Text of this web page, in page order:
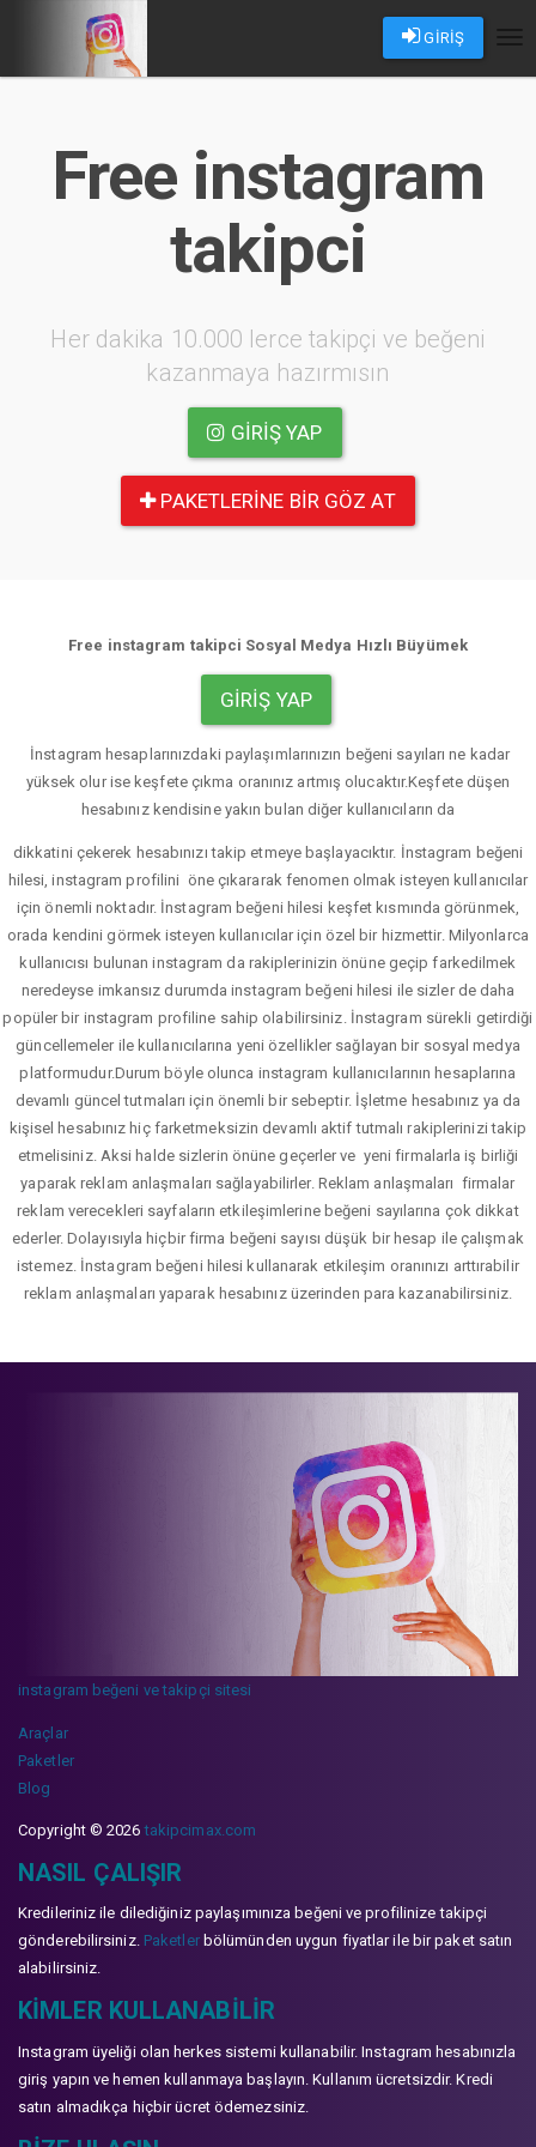
GİRİŞ
Free instagram
takipci
Her dakika 10.000 lerce takipçi ve beğeni
kazanmaya hazırmısın
GIRIŞ YAP
PAKETLERINE BIR GÖZ AT
Free instagram takipci Sosyal Medya Hızlı Büyümek
GIRIŞ YAP
İnstagram hesaplarınızdaki paylaşımlarınızın beğeni sayıları ne kadar
yüksek olur ise keşfete çıkma oranınız artmış olucaktır.Keşfete düşen
hesabınız kendisine yakın bulan diğer kullanıcıların da
dikkatini çekerek hesabınızı takip etmeye başlayacıktır. İnstagram beğeni
hilesi, instagram profilini öne çıkararak fenomen olmak isteyen kullanıcılar
için önemli noktadır. İnstagram beğeni hilesi keşfet kısmında görünmek,
orada kendini görmek isteyen kullanıcılar için özel bir hizmettir. Milyonlarca
kullanıcısı bulunan instagram da rakiplerinizin önüne geçip farkedilmek
neredeyse imkansız durumda instagram beğeni hilesi ile sizler de daha
popüler bir instagram profiline sahip olabilirsiniz. İnstagram sürekli getirdiği
güncellemeler ile kullanıcılarına yeni özellikler sağlayan bir sosyal medya
platformudur.Durum böyle olunca instagram kullanıcılarının hesaplarına
devamlı güncel tutmaları için önemli bir sebeptir. İşletme hesabınız ya da
kişisel hesabınız hiç farketmeksizin devamlı aktif tutmalı rakiplerinizi takip
etmelisiniz. Aksi halde sizlerin önüne geçerler ve yeni firmalarla iş birliği
yaparak reklam anlaşmaları sağlayabilirler. Reklam anlaşmaları firmalar
reklam verecekleri sayfaların etkileşimlerine beğeni sayılarına çok dikkat
ederler. Dolayısıyla hiçbir firma beğeni sayısı düşük bir hesap ile çalışmak
istemez. İnstagram beğeni hilesi kullanarak etkileşim oranınızı arttırabilir
reklam anlaşmaları yaparak hesabınız üzerinden para kazanabilirsiniz.
instagram beğeni ve takipçi sitesi
Araçlar
Paketler
Blog
Copyright © 2026takipcimax.com
NASIL ÇALIŞIR
Kredileriniz ile dilediğiniz paylaşımınıza beğeni ve profilinize takipçi
gönderebilirsiniz. Paketlerbölümünden uygun fiyatlar ile bir paket satın
alabilirsiniz.
KIMLER KULLANABILIR
Instagram üyeliği olan herkes sistemi kullanabilir. Instagram hesabınızla
giriş yapın ve hemen kullanmaya başlayın. Kullanım ücretsizdir. Kredi
satın almadıkça hiçbir ücret ödemezsiniz.